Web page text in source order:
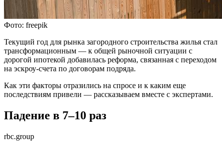
Фото: freepik
Текущий год для рынка загородного строительства жилья стал
трансформационным — к общей рыночной ситуации с
дорогой ипотекой добавилась реформа, связанная с переходом
на эскроу-счета по договорам подряда.
Как эти факторы отразились на спросе и к каким еще
последствиям привели — рассказываем вместе с экспертами.
Падение в 7–10 раз
rbc.group